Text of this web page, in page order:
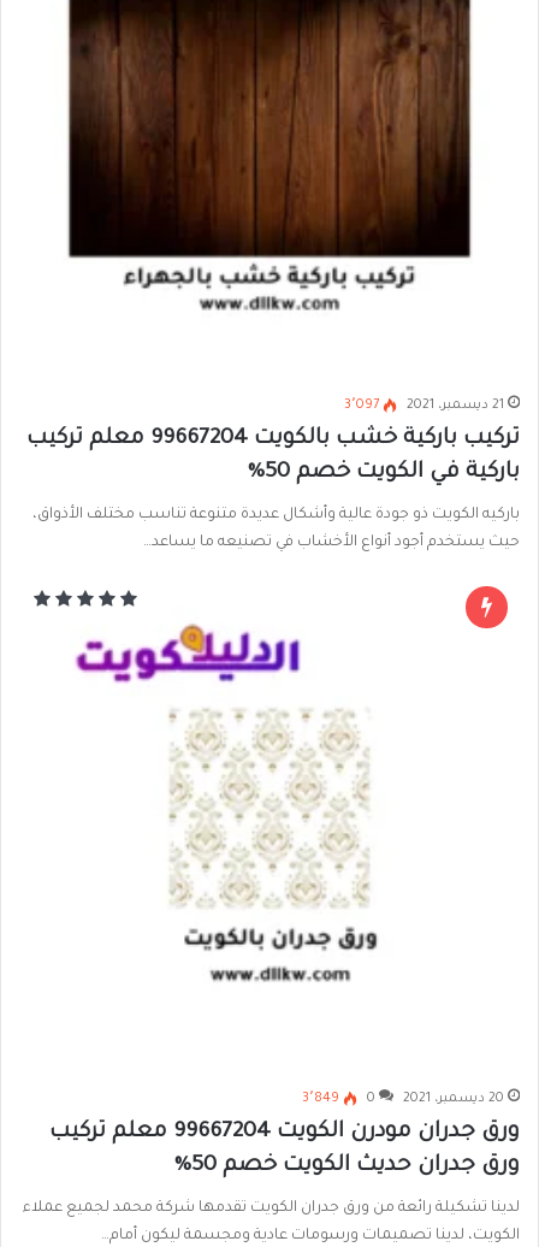
21 ديسمبر، 2021 3٬097
تركيب باركية خشب بالكويت 99667204 معلم تركيب
باركية في الكويت خصم 50%
باركيه الكويت ذو جودة عالية وأشكال عديدة متنوعة تناسب مختلف الأذواق،
حيث يستخدم أجود أنواع الأخشاب في تصنيعه ما يساعد…
20 ديسمبر، 2021 0 3٬849
ورق جدران مودرن الكويت 99667204 معلم تركيب
ورق جدران حديث الكويت خصم 50%
لدينا تشكيلة رائعة من ورق جدران الكويت تقدمها شركة محمد لجميع عملاء
الكويت، لدينا تصميمات ورسومات عادية ومجسمة ليكون أمام…